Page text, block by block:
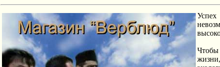
Чтобы